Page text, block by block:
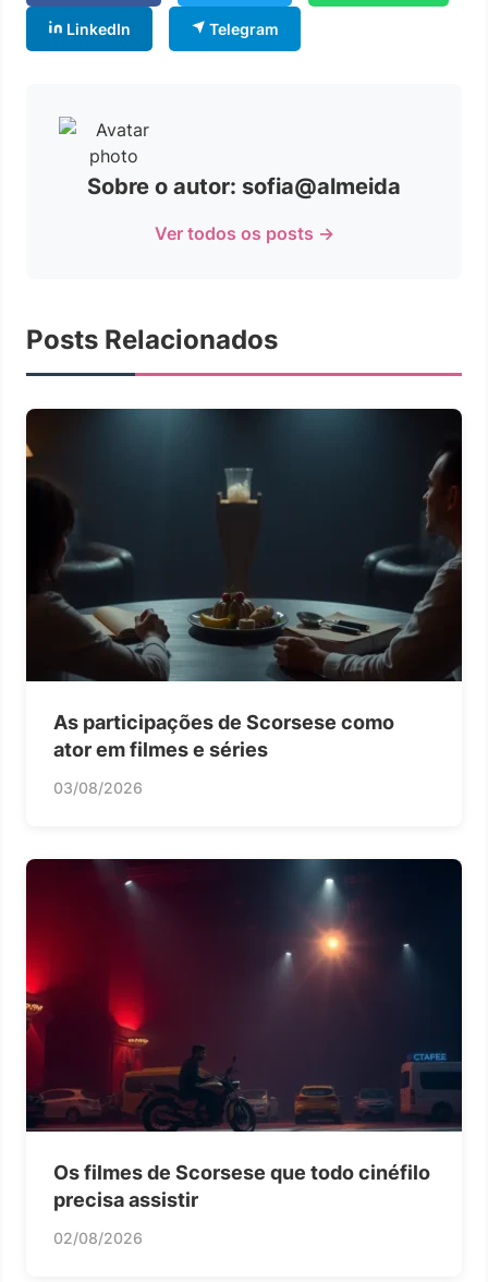
LinkedIn Telegram
Sobre o autor: sofia@almeida
Ver todos os posts →
Posts Relacionados
As participações de Scorsese como
ator em filmes e séries
03/08/2026
Os filmes de Scorsese que todo cinéfilo
precisa assistir
02/08/2026